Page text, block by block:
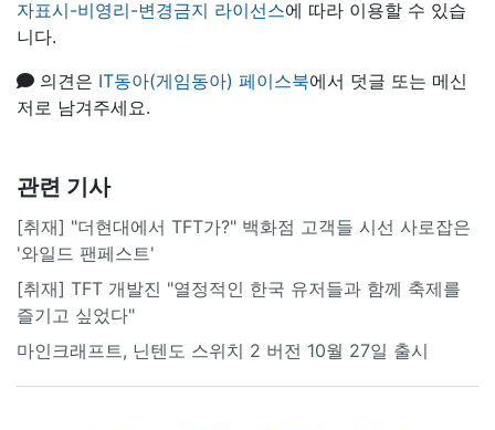
자표시-비영리-변경금지 라이선스에 따라 이용할 수 있습
니다.
의견은 IT동아(게임동아) 페이스북에서 덧글 또는 메신
저로 남겨주세요.
관련 기사
[취재] "더현대에서 TFT가?" 백화점 고객들 시선 사로잡은
'와일드 팬페스트'
[취재] TFT 개발진 "열정적인 한국 유저들과 함께 축제를
즐기고 싶었다"
마인크래프트, 닌텐도 스위치 2 버전 10월 27일 출시